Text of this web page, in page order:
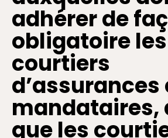
adhérer de
obligatoire les
courtiers
d’assurances
mandataires,
que les